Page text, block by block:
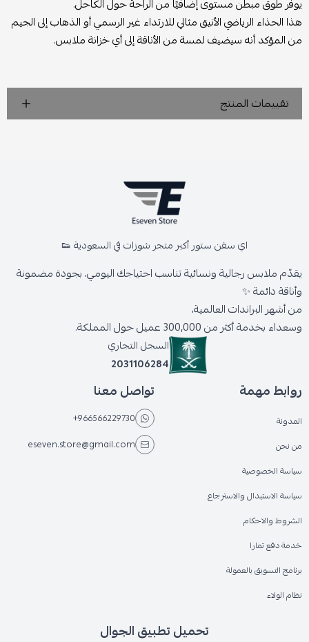
يوفر طوق مبطن مستوى إضافيًا من الراحة حول الكاحل.
هذا الحذاء الرياضي الأنيق مثالي للارتداء غير الرسمي أو الذهاب إلى الجيم
من المؤكد أنه سيضيف لمسة من الأناقة إلى أي خزانة ملابس.
تقييمات المنتج
اي سفن ستور أكبر متجر شوزات في السعودية 👟
يقدّم ملابس رجالية ونسائية تناسب احتياجك اليومي، بجودة مضمونة
وأناقة دائمة ✨
من أشهر البراندات العالمية،
وسعداء بخدمة أكثر من 300,000 عميل حول المملكة.
السجل التجاري
2031106284
روابط مهمة
المدونة
من نحن
سياسة الخصوصية
سياسة الاستبدال والاسترجاع
الشروط والاحكام
خدمة دفع تمارا
برنامج التسويق بالعمولة
نظام الولاء
تواصل معنا
+966566229730
eseven.store@gmail.com
تحميل تطبيق الجوال